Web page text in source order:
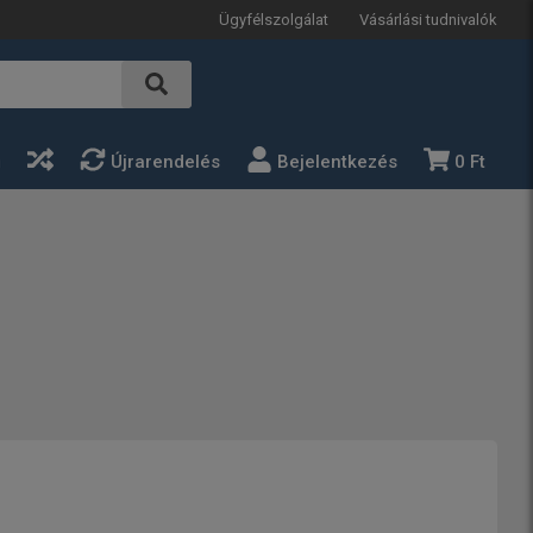
Ügyfélszolgálat Vásárlási tudnivalók
Újrarendelés Bejelentkezés 0 Ft